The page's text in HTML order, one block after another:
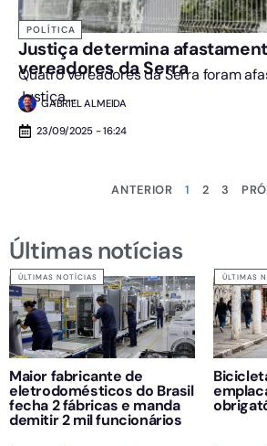
POLÍTICA
Justiça determina
vereadores da Serra
Quatro vereadores da Serra foram
Justiça....
GABRIEL ALMEIDA
23/09/2025 - 16:24
ANTERIOR 1 2 3
Últimas notícias
ÚLTIMAS NOTÍCIAS
Maior fabricante de
eletrodomésticos do Brasil
fecha 2 fábricas e manda
demitir 2 mil funcionários
ÚLTIMAS